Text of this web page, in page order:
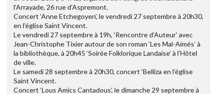
l’Arrayade, 26 rue d’Aspremont.
Concert ‘Anne Etchegoyen’, le vendredi 27 septembre à 20h30,
en l’église Saint Vincent.
Le vendredi 27 septembre à 19h, ‘Rencontre d’Auteur’ avec
Jean-Christophe Tixier autour de son roman ‘Les Mal-Aimés’ à
la bibliothèque, à 20h45 ‘Soirée Folklorique Landaise’ à l’Hôtel
de ville.
Le samedi 28 septembre à 20h30, concert ‘Belliza en l’église
Saint Vincent.
Concert ‘Lous Amics Cantadous’, le dimanche 29 septembre à